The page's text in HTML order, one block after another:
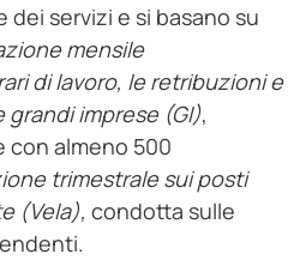
dei servizi e si basano su
mensile
di lavoro, le retribuzioni e
grandi imprese (GI),
con almeno 500
trimestrale sui posti
(Vela), condotta sulle